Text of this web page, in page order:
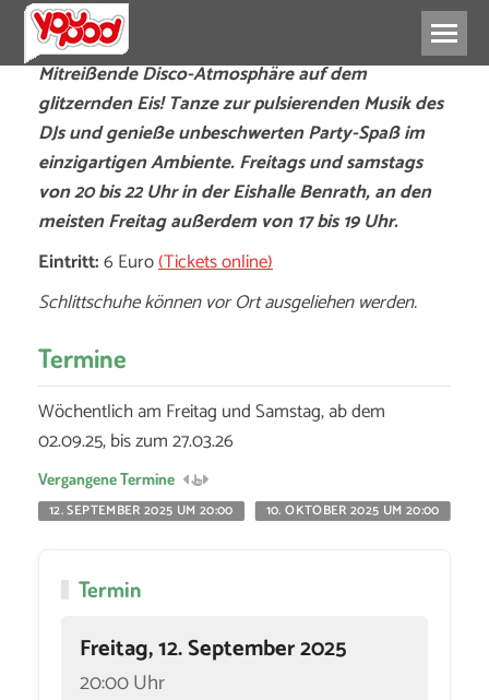
Mitreißende Disco-Atmosphäre auf dem
glitzernden Eis! Tanze zur pulsierenden Musik des
DJs und genieße unbeschwerten Party-Spaß im
einzigartigen Ambiente. Freitags und samstags
von 20 bis 22 Uhr in der Eishalle Benrath, an den
meisten Freitag außerdem von 17 bis 19 Uhr.
Eintritt:6 Euro(Tickets online)
Schlittschuhe können vor Ort ausgeliehen werden.
Termine
Wöchentlich am Freitag und Samstag, ab dem
02.09.25, bis zum 27.03.26
Vergangene Termine
12. SEPTEMBER 2025 UM 20:00
10. OKTOBER 2025 UM 20:00
Termin
Freitag, 12. September 2025
20:00 Uhr